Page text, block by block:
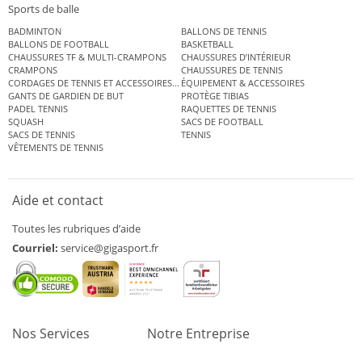
Sports de balle
BADMINTON
BALLONS DE TENNIS
BALLONS DE FOOTBALL
BASKETBALL
CHAUSSURES TF & MULTI-CRAMPONS
CHAUSSURES D’INTÉRIEUR
CRAMPONS
CHAUSSURES DE TENNIS
CORDAGES DE TENNIS ET ACCESSOIRES DE TENNISÉQUIPEMENT & ACCESSOIRES
GANTS DE GARDIEN DE BUT
PROTÈGE TIBIAS
PADEL TENNIS
RAQUETTES DE TENNIS
SQUASH
SACS DE FOOTBALL
SACS DE TENNIS
TENNIS
VÊTEMENTS DE TENNIS
Aide et contact
Toutes les rubriques d’aide
Courriel: service@gigasport.fr
Nos Services Notre Entreprise